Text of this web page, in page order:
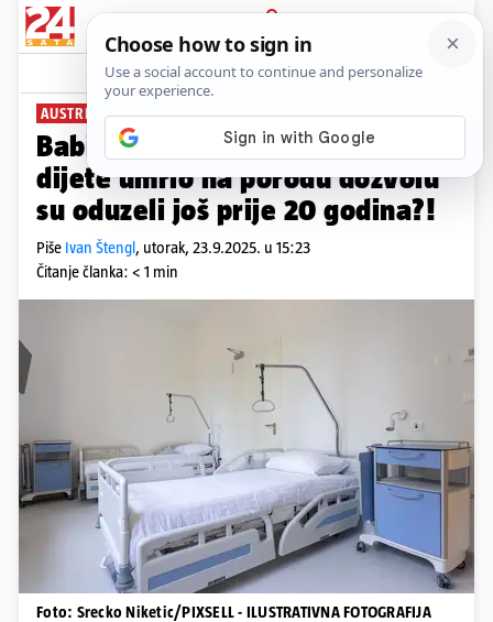
PRIJAVA
News
AUSTRIJSKI MEDIJI POTVRDILI
Babici (69) iz Austrije kojoj je
dijete umrlo na porodu dozvolu
su oduzeli još prije 20 godina?!
Piše Ivan Štengl, utorak, 23.9.2025. u 15:23
Čitanje članka: < 1 min
Foto: Srecko Niketic/PIXSELL - ILUSTRATIVNA FOTOGRAFIJA